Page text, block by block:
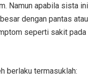
Namun apabila sista ini
dengan pantas atau
seperti sakit pada
berlaku termasuklah: